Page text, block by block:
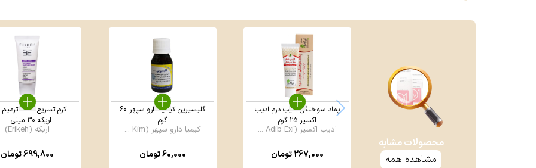
محصولات مشابه
مشاهده همه
پماد سوختگی ادیب درم ادیب
اکسیر 25 گرم
ادیب اکسیر (Adib Exi ...
267,000تومان
گلیسیرین کیمیا دارو سپهر 60
گرم
کیمیا دارو سپهر (Kim ...
60,000تومان
کرم تسریع کننده
اریکه ۳۰ میلی ...
اریکه (Erikeh)
699,800تومان